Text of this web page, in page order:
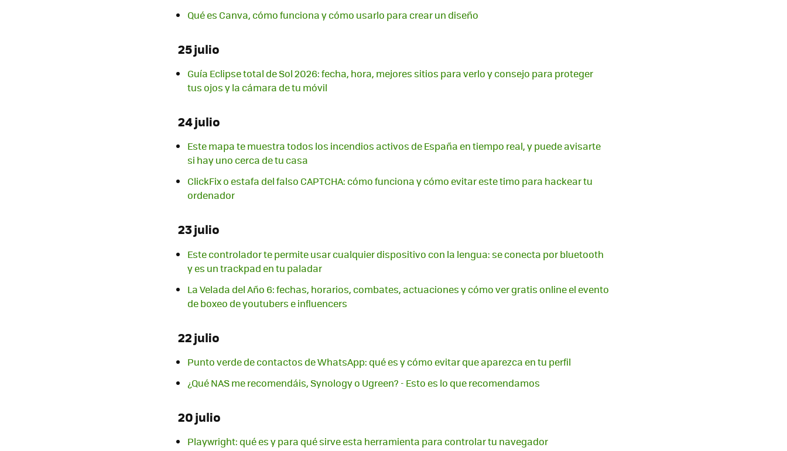
Qué es Canva, cómo funciona y cómo usarlo para crear un diseño
25 julio
Guía Eclipse total de Sol 2026: fecha, hora, mejores sitios para verlo y consejo para proteger
tus ojos y la cámara de tu móvil
24 julio
Este mapa te muestra todos los incendios activos de España en tiempo real, y puede avisarte
si hay uno cerca de tu casa
ClickFix o estafa del falso CAPTCHA: cómo funciona y cómo evitar este timo para hackear tu
ordenador
23 julio
Este controlador te permite usar cualquier dispositivo con la lengua: se conecta por bluetooth
y es un trackpad en tu paladar
La Velada del Año 6: fechas, horarios, combates, actuaciones y cómo ver gratis online el evento
de boxeo de youtubers e influencers
22 julio
Punto verde de contactos de WhatsApp: qué es y cómo evitar que aparezca en tu perfil
¿Qué NAS me recomendáis, Synology o Ugreen? - Esto es lo que recomendamos
20 julio
Playwright: qué es y para qué sirve esta herramienta para controlar tu navegador